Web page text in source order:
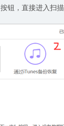
钮，直接进入扫描